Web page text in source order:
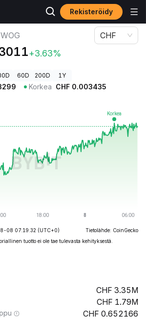
Rekisteröidy
+3.63%
CHF
60D 200D 1Y
Korkea CHF 0.003435
08 07:19:32 (UTC+0)
Tietolähde: CoinGecko
tuotto ei ole tae tulevasta kehityksestä.
3.35M
1.79M
0.652166